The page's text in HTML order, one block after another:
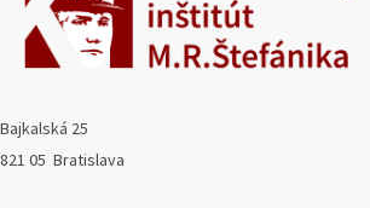
Bajkalská 25
821 05 Bratislava